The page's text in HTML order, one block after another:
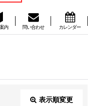
内 問い合わせ カレンダー
表示順変更